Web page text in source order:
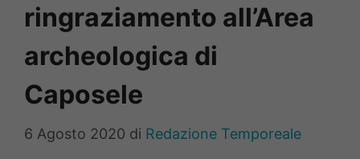
ringraziamento all’Area
archeologica di
Caposele
6 Agosto 2020 di Redazione Temporeale